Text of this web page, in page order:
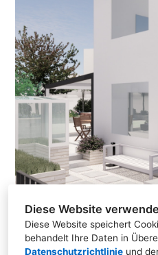
Diese Website
Diese Website speichert
behandelt Ihre Daten in
Datenschutzrichtlinie und